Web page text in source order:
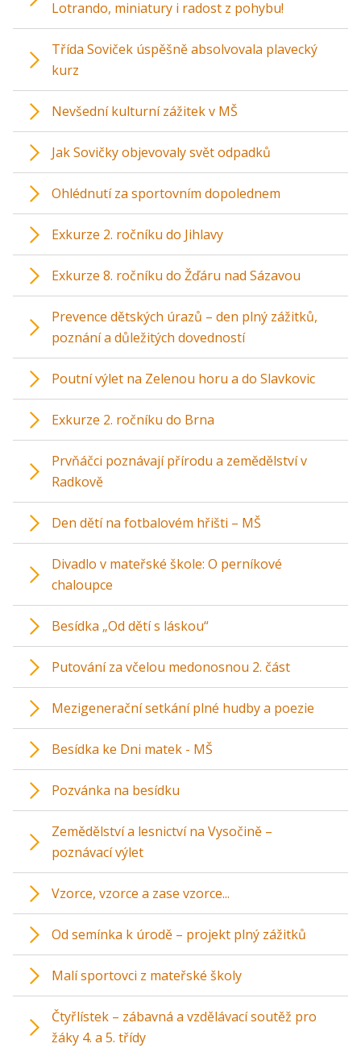
Lotrando, miniatury i radost z pohybu!
Třída Soviček úspěšně absolvovala plavecký
kurz
Nevšední kulturní zážitek v MŠ
Jak Sovičky objevovaly svět odpadků
Ohlédnutí za sportovním dopolednem
Exkurze 2. ročníku do Jihlavy
Exkurze 8. ročníku do Žďáru nad Sázavou
Prevence dětských úrazů – den plný zážitků,
poznání a důležitých dovedností
Poutní výlet na Zelenou horu a do Slavkovic
Exkurze 2. ročníku do Brna
Prvňáčci poznávají přírodu a zemědělství v
Radkově
Den dětí na fotbalovém hřišti – MŠ
Divadlo v mateřské škole: O perníkové
chaloupce
Besídka „Od dětí s láskou“
Putování za včelou medonosnou 2. část
Mezigenerační setkání plné hudby a poezie
Besídka ke Dni matek - MŠ
Pozvánka na besídku
Zemědělství a lesnictví na Vysočině –
poznávací výlet
Vzorce, vzorce a zase vzorce...
Od semínka k úrodě – projekt plný zážitků
Malí sportovci z mateřské školy
Čtyřlístek – zábavná a vzdělávací soutěž pro
žáky 4. a 5. třídy